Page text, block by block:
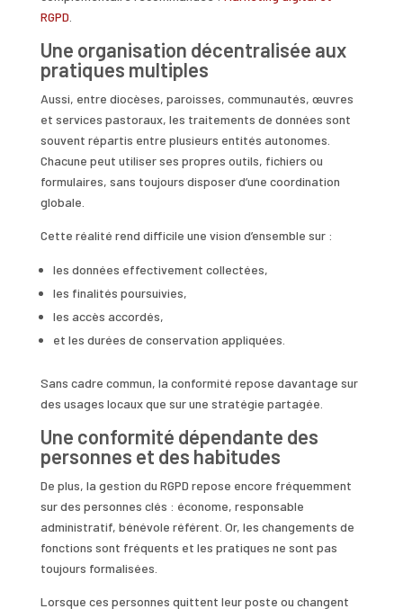
RGPD
Une organisation décentralisée aux
pratiques multiples
Aussi, entre diocèses, paroisses, communautés, œuvres
et services pastoraux, les traitements de données sont
souvent répartis entre plusieurs entités autonomes.
Chacune peut utiliser ses propres outils, fichiers ou
formulaires, sans toujours disposer d’une coordination
globale.
Cette réalité rend difficile une vision d’ensemble sur :
les données effectivement collectées,
les finalités poursuivies,
les accès accordés,
et les durées de conservation appliquées.
Sans cadre commun, la conformité repose davantage sur
des usages locaux que sur une stratégie partagée.
Une conformité dépendante des
personnes et des habitudes
De plus, la gestion du RGPD repose encore fréquemment
sur des personnes clés : économe, responsable
administratif, bénévole référent. Or, les changements de
fonctions sont fréquents et les pratiques ne sont pas
toujours formalisées.
Lorsque ces personnes quittent leur poste ou changent